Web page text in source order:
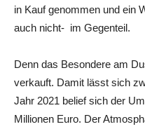
in Kauf genommen und ein
auch nicht- im Gegenteil.
Denn das Besondere am
verkauft. Damit lässt sich
Jahr 2021 belief sich der
Millionen Euro. Der